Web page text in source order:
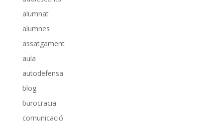
alumnat
alumnes
assatgament
aula
autodefensa
blog
burocracia
comunicació